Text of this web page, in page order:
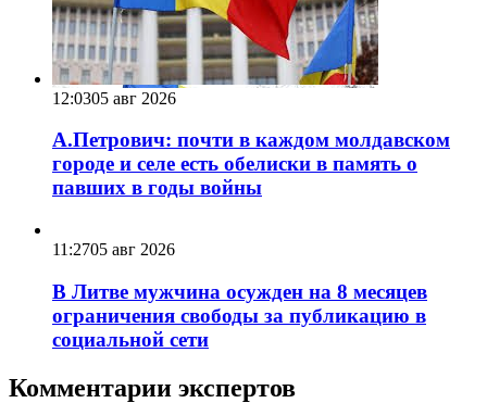
12:0305 авг 2026
А.Петрович: почти в каждом молдавском
городе и селе есть обелиски в память о
павших в годы войны
11:2705 авг 2026
В Литве мужчина осужден на 8 месяцев
ограничения свободы за публикацию в
социальной сети
Комментарии экспертов